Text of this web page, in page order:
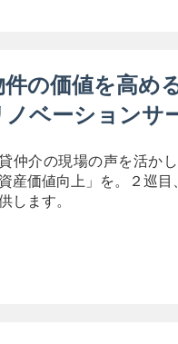
改ざん等を防止するため
テムについてのセキュリ
法令等の改正や方針の変
イトへ掲載いたします。
件の価値を高め
ノベーションサ
仲介の現場の声を活か
資産価値向上」を。２巡
します。